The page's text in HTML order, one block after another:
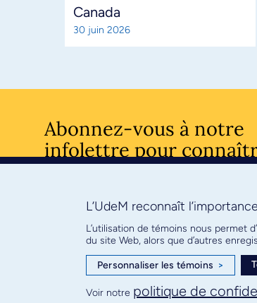
Canada
30 juin 2026
Abonnez-vous à notre
infolettre pour
l’actualité facultaire
© Faculté de médecine - Université de
L’UdeM reconnaît
L’utilisation de témoins nous permet
du site Web, alors que d’autres
Personnaliser les témoins >
Voir notre politique de